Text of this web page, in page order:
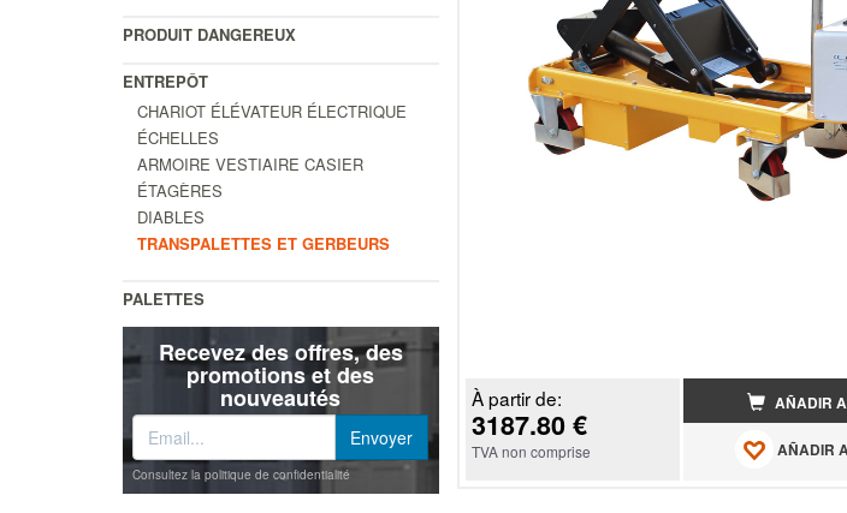
PRODUIT DANGEREUX
ENTREPÔT
CHARIOT ÉLÉVATEUR ÉLECTRIQUE
ÉCHELLES
ARMOIRE VESTIAIRE CASIER
ÉTAGÈRES
DIABLES
TRANSPALETTES ET GERBEURS
PALETTES
Recevez des offres, des
promotions et des
nouveautés
Consultez la politique de confidentialité
À partir de:
3187.80 €
TVA non comprise
AÑADIR
AÑADIR